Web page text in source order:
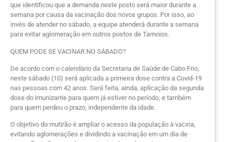
que identificou que a demanda neste posto será maior durante a
semana por causa da vacinação dos novos grupos. Por isso, ao
invés de atender no sábado, a equipe atenderá durante a semana
para evitar aglomeração em outros postos de Tamoios.
QUEM PODE SE VACINAR NO SÁBADO?
De acordo com o calendário da Secretaria de Saúde de Cabo Frio,
neste sábado (10) será aplicada a primeira dose contra a Covid-19
nas pessoas com 42 anos. Será feita, ainda, aplicação da segunda
dose do imunizante para quem já estiver no período, e também
para quem perdeu o prazo, independente da idade.
O objetivo do mutirão é ampliar o acesso da população à vacina,
evitando aglomerações e dividindo a vacinação em um dia de